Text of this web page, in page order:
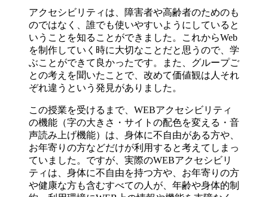
アクセシビリティは、障害者や高齢者のためのも
のではなく、誰でも使いやすいようにしていると
いうことを知ることができました。これからWeb
を制作していく時に大切なことだと思うので、学
ぶことができて良かったです。また、グループご
との考えを聞いたことで、改めて価値観は人それ
ぞれ違うという発見がありました。
この授業を受けるまで、WEBアクセシビリティ
の機能（字の大きさ・サイトの配色を変える・音
声読み上げ機能）は、身体に不自由がある方や、
お年寄りの方などだけが利用すると考えてしまっ
ていました。ですが、実際のWEBアクセシビリ
ティは、身体に不自由を持つ方や、お年寄りの方
や健康な方も含むすべての人が、年齢や身体的制